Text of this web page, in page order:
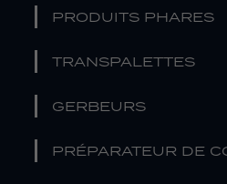
PRODUITS PHARES
TRANSPALETTES
GERBEURS
PRÉPARATEUR DE